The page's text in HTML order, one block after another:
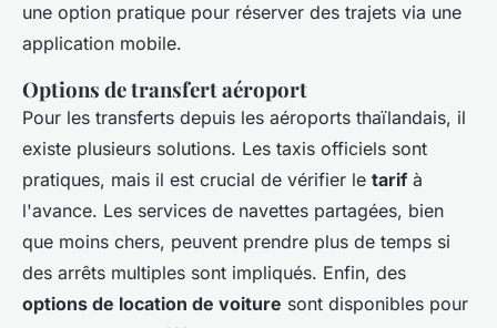
une option pratique pour réserver des trajets via une
application mobile.
Options de transfert aéroport
Pour les transferts depuis les aéroports thaïlandais, il
existe plusieurs solutions. Les taxis officiels sont
pratiques, mais il est crucial de vérifier le tarif à
l'avance. Les services de navettes partagées, bien
que moins chers, peuvent prendre plus de temps si
des arrêts multiples sont impliqués. Enfin, des
options de location de voiture sont disponibles pour